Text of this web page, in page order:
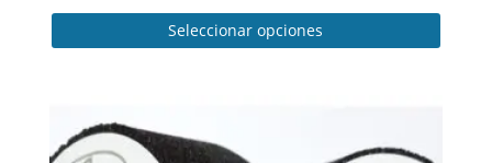
Seleccionar opciones
múltiples